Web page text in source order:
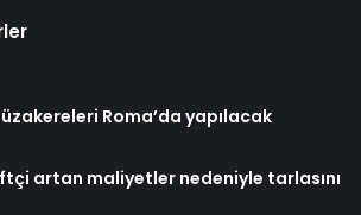
Roma’da yapılacak
artan maliyetler nedeniyle tarlasını